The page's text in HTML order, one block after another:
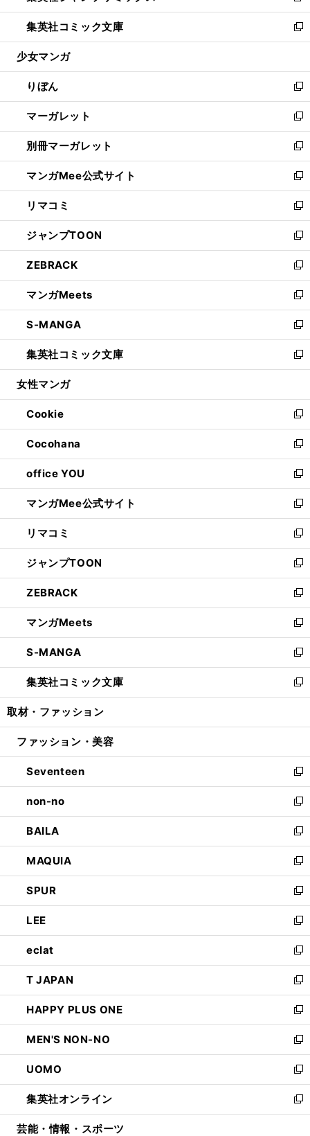
開
く
ウ
で
開
ン
ド
ウ
開
く
ウ
ィ
ン
ウ
で
開
く
し
い
ウ
ン
ド
ウ
で
開
く
集英社コミック文庫
新
し
ウ
ィ
ン
ド
ウ
で
開
く
少女マンガ
りぼん
新
し
い
ウ
ィ
ン
ド
ウ
で
開
く
マーガレット
新
し
い
ウ
ィ
ン
ド
ウ
で
開
く
別冊マーガレット
新
し
い
ウ
ィ
ン
ド
ウ
で
開
く
マンガMee公式サイト
新
し
い
ウ
ィ
ン
ド
ウ
で
開
く
リマコミ
新
し
い
ウ
ィ
ン
ド
ウ
で
開
く
ジャンプTOON
新
し
い
ウ
ィ
ン
ド
ウ
で
開
ZEBRACK
新
し
い
ウ
ィ
ン
ド
ウ
開
く
マンガMeets
新
し
い
ウ
ィ
ン
ウ
で
開
く
S-MANGA
新
し
い
ウ
ン
ド
ウ
で
開
く
集英社コミック文庫
新
し
ウ
ィ
ン
ド
ウ
で
開
く
女性マンガ
Cookie
新
し
い
ウ
ィ
ン
ド
ウ
で
開
く
Cocohana
新
し
い
ウ
ィ
ン
ド
ウ
で
開
く
office YOU
新
し
い
ウ
ィ
ン
ド
ウ
で
開
く
マンガMee公式サイト
新
し
い
ウ
ィ
ン
ド
ウ
で
開
く
リマコミ
新
し
い
ウ
ィ
ン
ド
ウ
で
開
く
ジャンプTOON
新
し
い
ウ
ィ
ン
ド
ウ
で
開
ZEBRACK
新
し
い
ウ
ィ
ン
ド
ウ
開
マンガMeets
新
し
い
ウ
ィ
ン
ウ
開
く
S-MANGA
新
し
い
ウ
ン
ウ
で
開
く
集英社コミック文庫
新
し
ウ
ン
ド
ウ
で
開
く
取材・ファッション
ファッション・美容
Seventeen
新
し
い
ウ
ィ
ン
ド
ウ
で
開
く
non-no
新
し
い
ウ
ィ
ン
ド
ウ
で
開
く
BAILA
新
し
い
ウ
ィ
ン
ド
ウ
で
開
く
MAQUIA
新
し
い
ウ
ィ
ン
ド
ウ
で
開
く
SPUR
新
し
い
ウ
ィ
ン
ド
ウ
で
開
く
LEE
新
し
い
ウ
ィ
ン
ド
ウ
で
開
く
eclat
新
し
い
ウ
ィ
ン
ド
ウ
で
開
く
T JAPAN
新
し
い
ウ
ィ
ン
ド
ウ
で
開
HAPPY PLUS ONE
新
し
い
ウ
ィ
ン
ド
ウ
MEN'S NON-NO
新
し
い
ウ
ィ
ン
UOMO
新
し
い
ウ
集英社オンライン
新
し
芸能・情報・スポーツ